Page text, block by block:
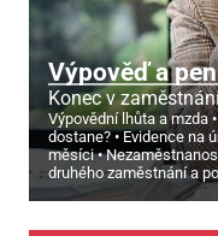
Výpověď a
Konec v
Výpovědní lhůta a mzda
dostane?
Evidence na
měsíci
druhého zaměstnání a